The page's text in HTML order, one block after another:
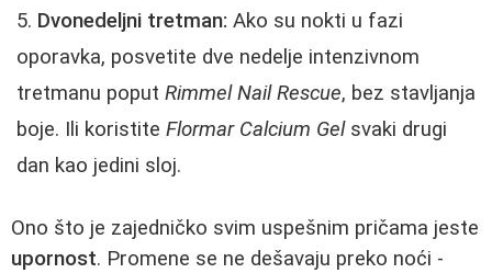
Dvonedeljni tretman: Ako su nokti u fazi
oporavka, posvetite dve nedelje intenzivnom
tretmanu poput Rimmel Nail Rescue, bez stavljanja
boje. Ili koristite Flormar Calcium Gelsvaki drugi
dan kao jedini sloj.
Ono što je zajedničko svim uspešnim pričama jeste
upornost. Promene se ne dešavaju preko noći -